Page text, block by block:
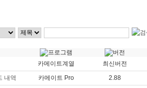
카메이트계열 최신버전
내역 카메이트 Pro 2.88